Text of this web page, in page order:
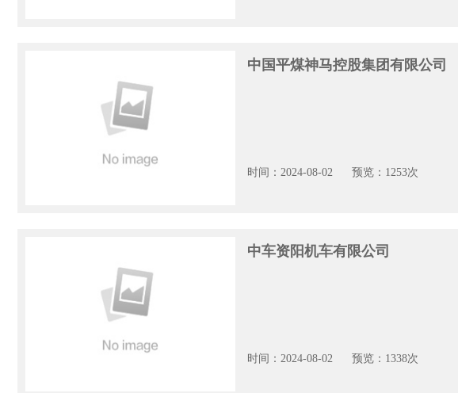
中国平煤神马控股集团有限公司
时间：2024-08-02 预览：1253次
中车资阳机车有限公司
时间：2024-08-02 预览：1338次